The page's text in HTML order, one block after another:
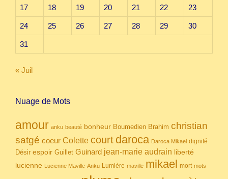
17 18 19 20 21 22 23
24 25 26 27 28 29 30
31
« Juil
Nuage de Mots
amour anku beauté bonheur Boumedien Brahim christian
satgé coeur Colette court daroca Daroca Mikael dignité
Désir espoir Guillet Guinard jean-marie audrain liberté
lucienne Lucienne Maville-Anku Lumière maville mikael mort mots